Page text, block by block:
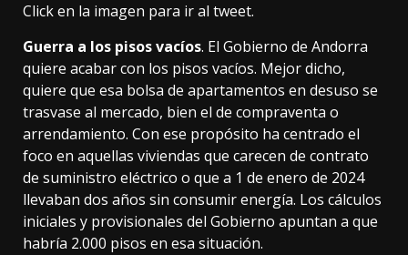
Click en la imagen para ir al tweet.
Guerra a los pisos vacíos. El Gobierno de Andorra
quiere acabar con los pisos vacíos. Mejor dicho,
quiere que esa bolsa de apartamentos en desuso se
trasvase al mercado, bien el de compraventa o
arrendamiento. Con ese propósito ha centrado el
foco en aquellas viviendas que carecen de contrato
de suministro eléctrico o que a 1 de enero de 2024
llevaban dos años sin consumir energía. Los cálculos
iniciales y provisionales del Gobierno apuntan a que
habría 2.000 pisos en esa situación.